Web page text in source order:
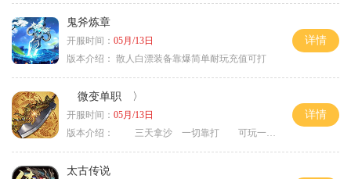
鬼斧炼章
开服时间： 05月/13日
版本介绍： 散人白漂装备靠爆简单耐玩充值可打
详情
微变单职 〉
开服时间： 05月/13日
版本介绍：
三天拿沙 一切靠打 可玩一年 〉
详情
太古传说